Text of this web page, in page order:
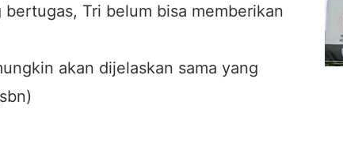
Tri belum bisa memberikan
akan dijelaskan sama yang